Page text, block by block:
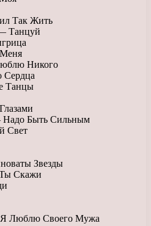
Так Жить
Танцуй
Никого
Сердца
Танцы
Надо Быть Сильным
Свет
Звезды
Скажи
Я Люблю Своего Мужа